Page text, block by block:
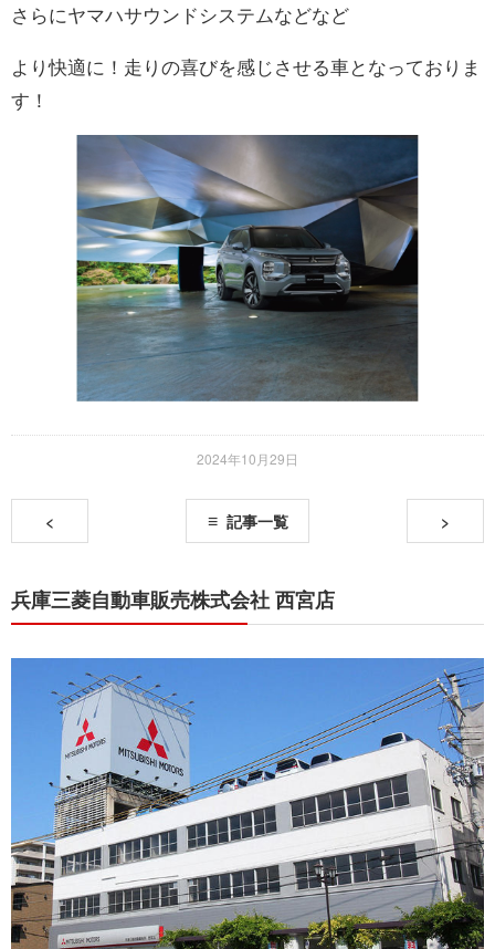
お問い合わせ
さらにヤマハサウンドシステムなどなど
より快適に！走りの喜びを感じさせる車となっておりま
す！
2024年10月29日
< 記事一覧 >
兵庫三菱自動車販売株式会社 西宮店